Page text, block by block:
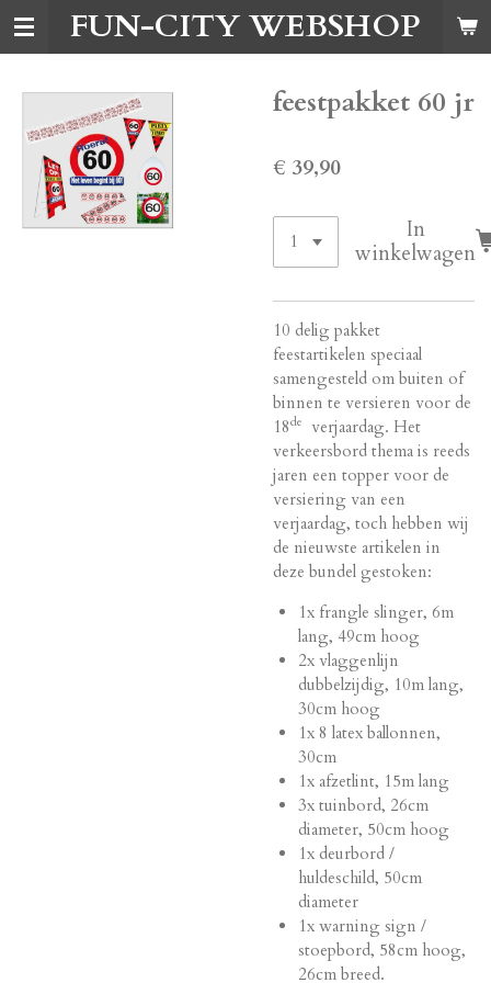
Ga
de
hoofdinhoud
FUN-CITY WEBSHOP
feestpakket 60 jr
€ 39,90
In
winkelwagen
10 delig pakket
feestartikelen speciaal
samengesteld om buiten of
binnen te versieren voor de
18de verjaardag. Het
verkeersbord thema is reeds
jaren een topper voor de
versiering van een
verjaardag, toch hebben wij
de nieuwste artikelen in
deze bundel gestoken:
1x frangle slinger, 6m
lang, 49cm hoog
2x vlaggenlijn
dubbelzijdig, 10m lang,
30cm hoog
1x 8 latex ballonnen,
30cm
1x afzetlint, 15m lang
3x tuinbord, 26cm
diameter, 50cm hoog
1x deurbord /
huldeschild, 50cm
diameter
1x warning sign /
stoepbord, 58cm hoog,
26cm breed.